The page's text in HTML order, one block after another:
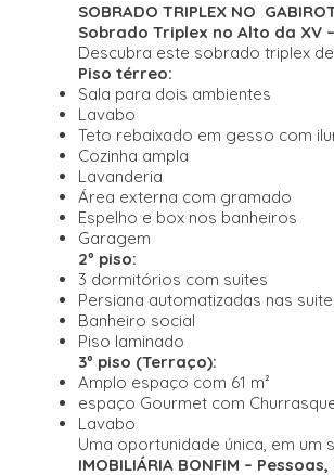
SOBRADO TRIPLEX NO
Sobrado Triplex no Alto da XV
Descubra este sobrado triplex
Piso térreo:
Sala para dois ambientes
Lavabo
Teto rebaixado em gesso com
Cozinha ampla
Lavanderia
Área externa com gramado
Espelho e box nos banheiros
Garagem
2º piso:
3 dormitórios com suites
Persiana automatizadas nas
Banheiro social
Piso laminado
3º piso (Terraço):
Amplo espaço com 61 m²
espaço Gourmet com
Lavabo
Uma oportunidade única, em
IMOBILIÁRIA BONFIM –